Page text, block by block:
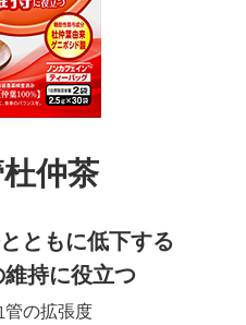
仲茶
ともに低下する
維持に役立つ
管の拡張度